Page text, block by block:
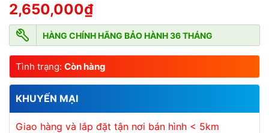
2,650,000₫
HÀNG CHÍNH HÃNG BẢO HÀNH 36 THÁNG
Tình trạng: Còn hàng
KHUYẾN MẠI
Giao hàng và lắp đặt tận nơi bán hình < 5km